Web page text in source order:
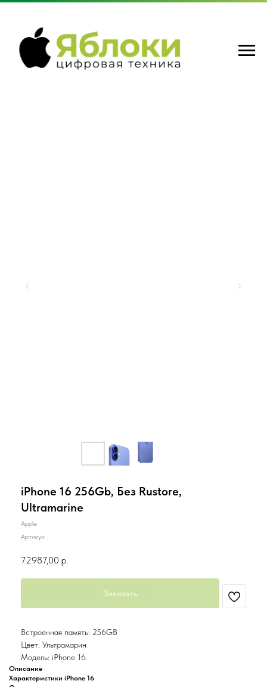
iPhone 16 256Gb, Без Rustore,
Ultramarine
Apple
Артикул:
72987,00 р.
Заказать
Встроенная память: 256GB
Цвет: Ультрамарин
Модель: iPhone 16
Описание
Характеристики iPhone 16